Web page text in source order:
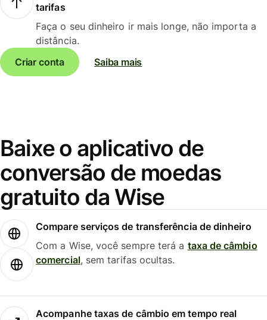
tarifas
Faça o seu dinheiro ir mais longe, não importa a
distância.
Criar conta
Saiba mais
Baixe o aplicativo de
conversão de moedas
gratuito da Wise
Compare serviços de transferência de dinheiro
Com a Wise, você sempre terá a taxa de câmbio
comercial, sem tarifas ocultas.
Acompanhe taxas de câmbio em tempo real